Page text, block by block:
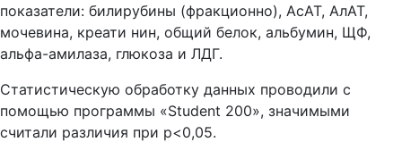
показатели: билирубины (фракционно), АсАТ, АлАТ,
мочевина, креати нин, общий белок, альбумин, ЩФ,
альфа-амилаза, глюкоза и ЛДГ.
Статистическую обработку данных проводили с
помощью программы «Student 200», значимыми
считали различия при р<0,05.